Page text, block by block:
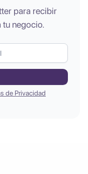
para recibir
tu negocio.
de Privacidad